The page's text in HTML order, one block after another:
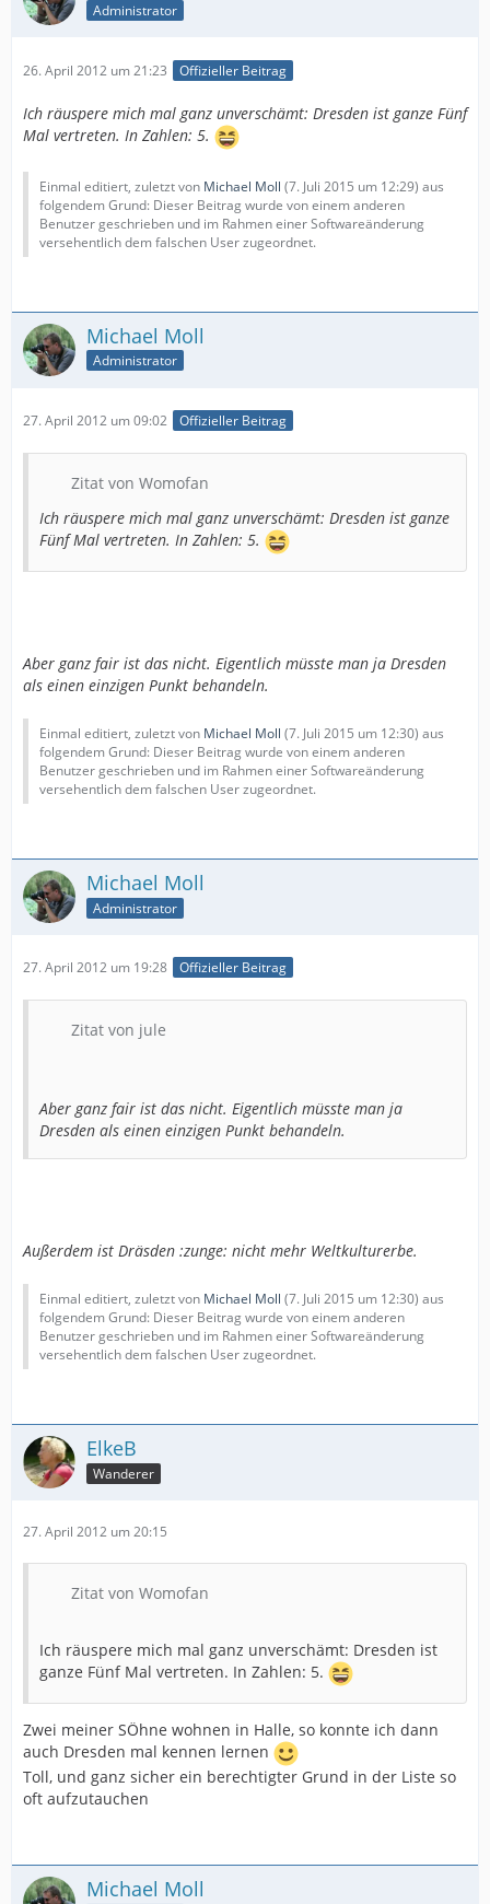
Administrator
26. April 2012 um 21:23 Offizieller Beitrag
Ich räuspere mich mal ganz unverschämt: Dresden ist ganze Fünf
Mal vertreten. In Zahlen: 5.
Einmal editiert, zuletzt von Michael Moll (7. Juli 2015 um 12:29) aus
folgendem Grund: Dieser Beitrag wurde von einem anderen
Benutzer geschrieben und im Rahmen einer Softwareänderung
versehentlich dem falschen User zugeordnet.
Michael Moll
Administrator
27. April 2012 um 09:02 Offizieller Beitrag
Zitat von Womofan
Ich räuspere mich mal ganz unverschämt: Dresden ist ganze
Fünf Mal vertreten. In Zahlen: 5.
Aber ganz fair ist das nicht. Eigentlich müsste man ja Dresden
als einen einzigen Punkt behandeln.
Einmal editiert, zuletzt von Michael Moll (7. Juli 2015 um 12:30) aus
folgendem Grund: Dieser Beitrag wurde von einem anderen
Benutzer geschrieben und im Rahmen einer Softwareänderung
versehentlich dem falschen User zugeordnet.
Michael Moll
Administrator
27. April 2012 um 19:28 Offizieller Beitrag
Zitat von jule
Aber ganz fair ist das nicht. Eigentlich müsste man ja
Dresden als einen einzigen Punkt behandeln.
Außerdem ist Dräsden :zunge: nicht mehr Weltkulturerbe.
Einmal editiert, zuletzt von Michael Moll (7. Juli 2015 um 12:30) aus
folgendem Grund: Dieser Beitrag wurde von einem anderen
Benutzer geschrieben und im Rahmen einer Softwareänderung
versehentlich dem falschen User zugeordnet.
ElkeB
Wanderer
27. April 2012 um 20:15
Zitat von Womofan
Ich räuspere mich mal ganz unverschämt: Dresden ist
ganze Fünf Mal vertreten. In Zahlen: 5.
Zwei meiner SÖhne wohnen in Halle, so konnte ich dann
auch Dresden mal kennen lernen
Toll, und ganz sicher ein berechtigter Grund in der Liste so
oft aufzutauchen
Michael Moll